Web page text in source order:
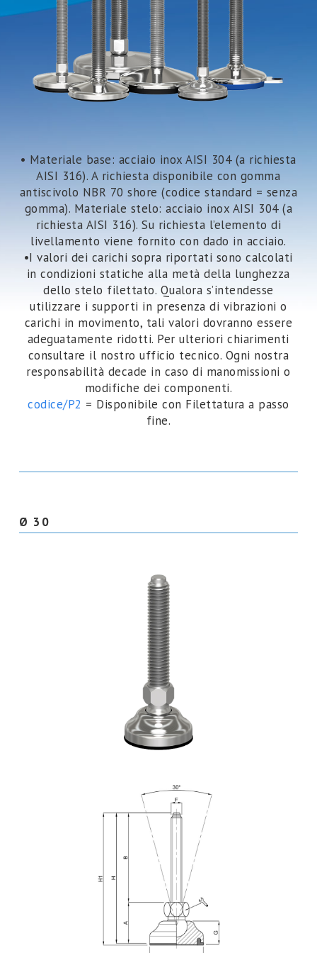
• Materiale base: acciaio inox AISI 304 (a richiesta
AISI 316). A richiesta disponibile con gomma
antiscivolo NBR 70 shore (codice standard = senza
gomma). Materiale stelo: acciaio inox AISI 304 (a
richiesta AISI 316). Su richiesta l’elemento di
livellamento viene fornito con dado in acciaio.
•I valori dei carichi sopra riportati sono calcolati
in condizioni statiche alla metà della lunghezza
dello stelo filettato. Qualora s’intendesse
utilizzare i supporti in presenza di vibrazioni o
carichi in movimento, tali valori dovranno essere
adeguatamente ridotti. Per ulteriori chiarimenti
consultare il nostro ufficio tecnico. Ogni nostra
responsabilità decade in caso di manomissioni o
modifiche dei componenti.
codice/P2 = Disponibile con Filettatura a passo
fine.
Ø 30